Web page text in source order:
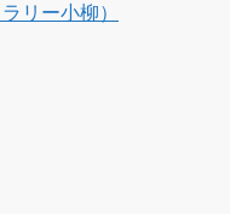
リー小柳）